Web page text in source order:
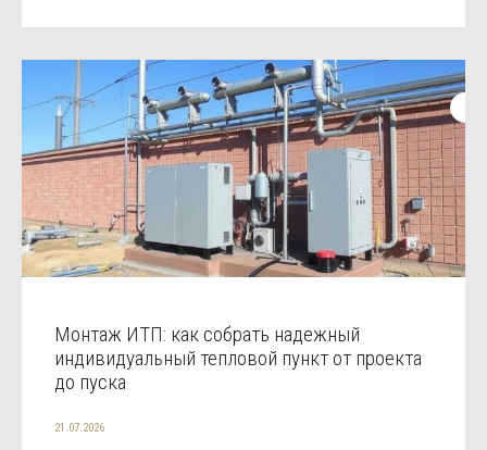
Монтаж ИТП: как собрать надежный
индивидуальный тепловой пункт от проекта
до пуска
21.07.2026